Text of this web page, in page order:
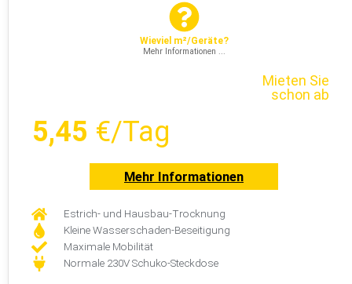
Wieviel m²/Geräte?
Mehr Informationen ...
Mieten Sie
schon ab
5,45 €/Tag
Mehr Informationen
Estrich- und Hausbau-Trocknung
Kleine Wasserschaden-Beseitigung
Maximale Mobilität
Normale 230V Schuko-Steckdose